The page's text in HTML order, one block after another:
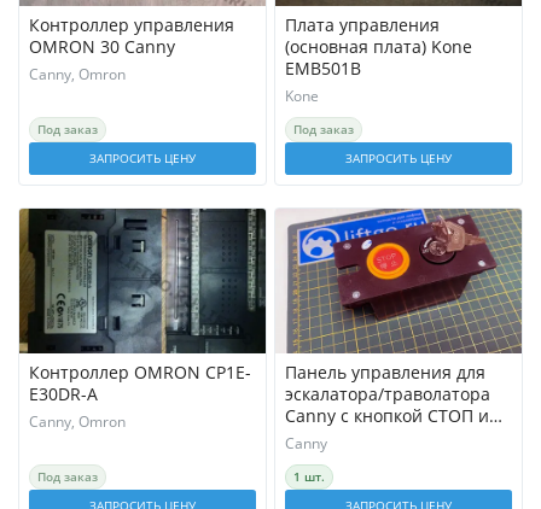
Контроллер управления
OMRON 30 Canny
Canny, Omron
Под заказ
ЗАПРОСИТЬ ЦЕНУ
Плата управления
(основная плата) Kone
EMB501B
Kone
Под заказ
ЗАПРОСИТЬ ЦЕНУ
Контроллер OMRON CP1E-
E30DR-A
Canny, Omron
Под заказ
ЗАПРОСИТЬ ЦЕНУ
Панель управления для
эскалатора/траволатора
Canny с кнопкой СТОП и
ключевиной. 105 ключ //
Блок аварийной остановки
и запуска
Canny
1 шт.
ЗАПРОСИТЬ ЦЕНУ